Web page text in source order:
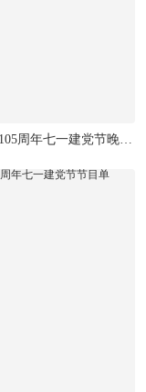
庆祝建党105周年七一建党节晚会节目单